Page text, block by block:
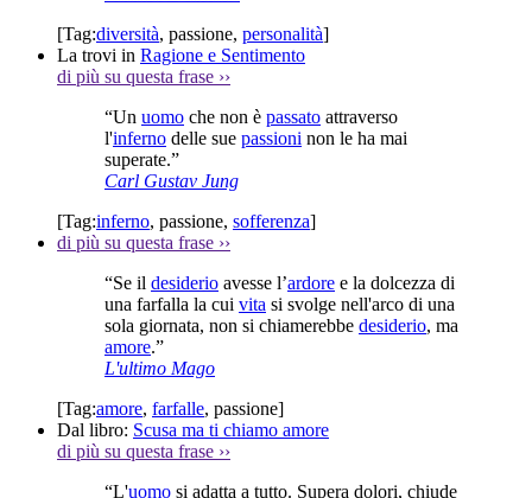
[Tag:diversità, passione, personalità]
La trovi in Ragione e Sentimento
di più su questa frase ››
“Un uomo che non è passato attraverso
l'inferno delle sue passioni non le ha mai
superate.”
Carl Gustav Jung
[Tag:inferno, passione, sofferenza]
di più su questa frase ››
“Se il desiderio avesse l’ardore e la dolcezza di
una farfalla la cui vita si svolge nell'arco di una
sola giornata, non si chiamerebbe desiderio, ma
amore.”
L'ultimo Mago
[Tag:amore, farfalle, passione]
Dal libro: Scusa ma ti chiamo amore
di più su questa frase ››
“L'uomo si adatta a tutto. Supera dolori, chiude